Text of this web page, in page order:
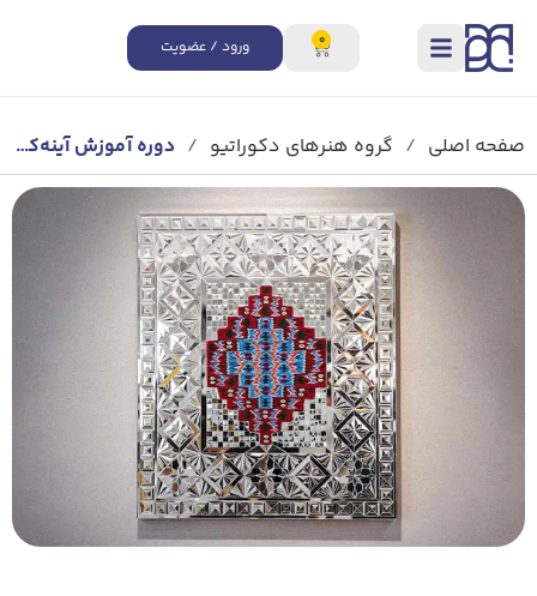
0 ورود / عضویت
صفحه اصلی / گروه هنرهای دکوراتیو / دوره آموزش آینه‌کاری